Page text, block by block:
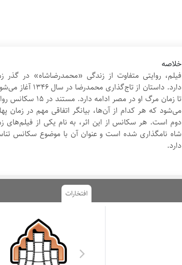
خلاصه
فیلم، روایتی متفاوت از زندگی «محمدرضاشاه» در گذر
دارد. داستان از تاج‌گذاری محمدرضا در سال
تا زمان مرگ او در مصر ادامه دارد. مستند
می‌شود که هر کدام از آن‌ها، بیانگر اتفاقی مهم در زمان
دوم است. هر سکانس از این اثر، به نام یکی از فیلم‌های
شاه نامگذاری شده است و عنوان آن با موضوع سکانس
دارد.
افتخارات